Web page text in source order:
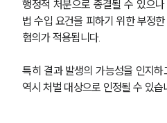
행정적 처분으로 종결될 수 있으
법 수입 요건을 피하기 위한 부정
혐의가 적용됩니다.
특히 결과 발생의 가능성을 인지하
역시 처벌 대상으로 인정될 수 있습